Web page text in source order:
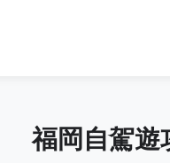
福岡自駕遊